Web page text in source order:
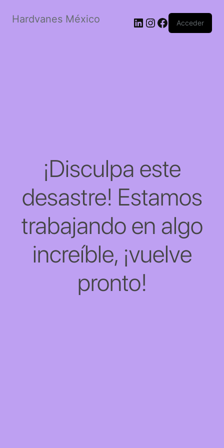
Hardvanes México LinkedIn
Instagram
Facebook
Acceder
¡Disculpa este
desastre! Estamos
trabajando en algo
increíble, ¡vuelve
pronto!